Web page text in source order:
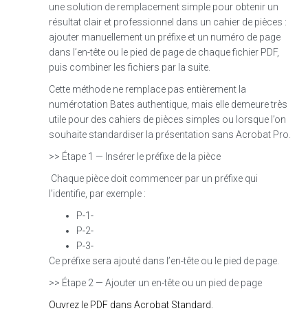
une solution de remplacement simple pour obtenir un
résultat clair et professionnel dans un cahier de pièces :
ajouter manuellement un préfixe et un numéro de page
dans l’en-tête ou le pied de page de chaque fichier PDF,
puis combiner les fichiers par la suite.
Cette méthode ne remplace pas entièrement la
numérotation Bates authentique, mais elle demeure très
utile pour des cahiers de pièces simples ou lorsque l’on
souhaite standardiser la présentation sans Acrobat Pro.
>> Étape 1 — Insérer le préfixe de la pièce
Chaque pièce doit commencer par un préfixe qui
l’identifie, par exemple :
P‑1‑
P‑2‑
P‑3‑
Ce préfixe sera ajouté dans l’en‑tête ou le pied de page.
>> Étape 2 — Ajouter un en‑tête ou un pied de page
Ouvrez le PDF dans Acrobat Standard.